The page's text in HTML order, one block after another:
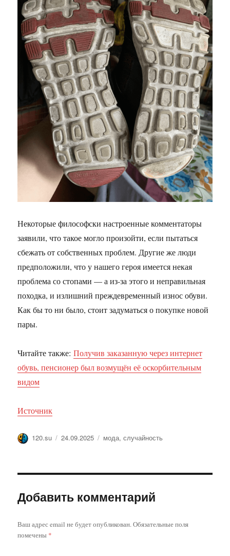
Некоторые философски настроенные комментаторы
заявили, что такое могло произойти, если пытаться
сбежать от собственных проблем. Другие же люди
предположили, что у нашего героя имеется некая
проблема со стопами — а из-за этого и неправильная
походка, и излишний преждевременный износ обуви.
Как бы то ни было, стоит задуматься о покупке новой
пары.
Читайте также:Получив заказанную через интернет
обувь, пенсионер был возмущён её оскорбительным
видом
Источник
Автор
120.su Опубликовано
24.09.2025 Метки
мода,случайность
Добавить комментарий
Ваш адрес email не будет опубликован. Обязательные поля
помечены *